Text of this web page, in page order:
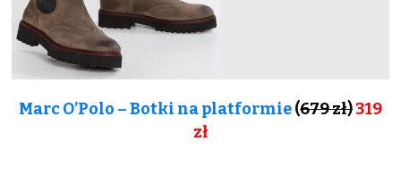
Marc O’Polo – Botki na platformie(679 zł)319
zł